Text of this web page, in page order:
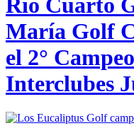
María Golf
el 2°
Interclubes